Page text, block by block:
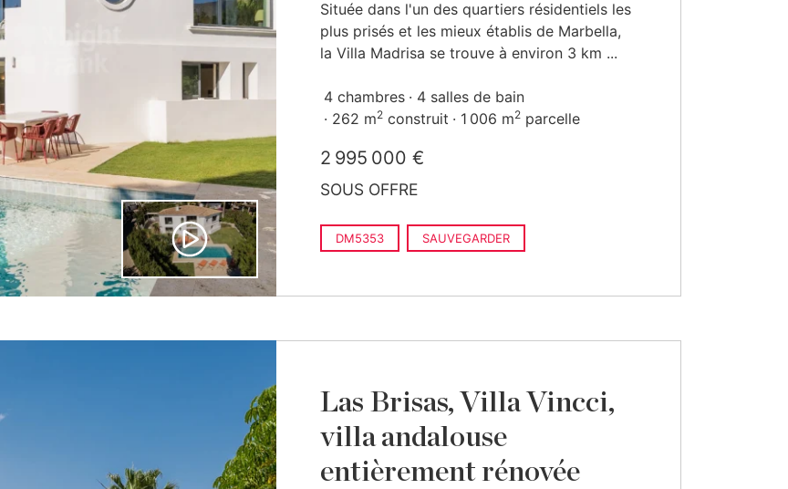
Située dans l'un des quartiers résidentiels les
plus prisés et les mieux établis de Marbella,
la Villa Madrisa se trouve à environ 3 km ...
4 chambres
4 salles de bain
262 m2 construit 1 006 m2 parcelle
2 995 000 €
SOUS OFFRE
DM5353 SAUVEGARDER
Las Brisas, Villa Vincci,
villa andalouse
entièrement rénovée